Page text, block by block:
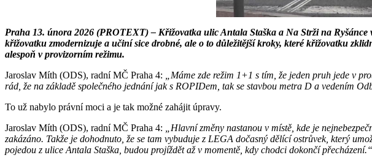
Praha 13. února 2026 (PROTEXT) – Křižovatka ulic Antala Staška a Na Strži na
křižovatku zmodernizuje a učiní sice drobné, ale o to důležitější kroky, které křižovatku
alespoň v provizorním režimu.
Jaroslav Míth (ODS), radní MČ Praha 4:
„Máme zde režim 1+1 s tím, že jeden pruh jede v
rád, že na základě společného jednání jak s ROPIDem, tak se stavbou metra D a vedením
To už nabylo právní moci a je tak možné zahájit úpravy.
Jaroslav Míth (ODS), radní MČ Praha 4:
„Hlavní změny nastanou v místě, kde je
zakázáno. Takže je dohodnuto, že se tam vybuduje z LEGA dočasný dělící ostrůvek, který
pojedou z ulice Antala Staška, budou projíždět až v momentě, kdy chodci dokončí přecházení.“